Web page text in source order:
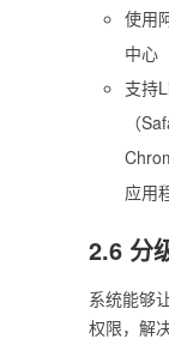
使用
中心
支持
（
应用
2.6 分
系统能够
权限，解